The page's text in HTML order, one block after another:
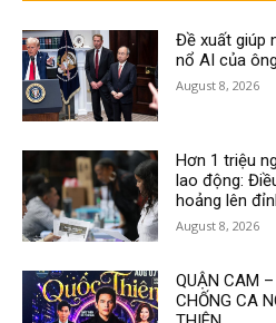
Đề xuất giúp
nổ AI của
August 8, 2026
Hơn 1 triệu
lao động:
hoảng lên
August 8, 2026
QUẬN CAM
CHỐNG CA